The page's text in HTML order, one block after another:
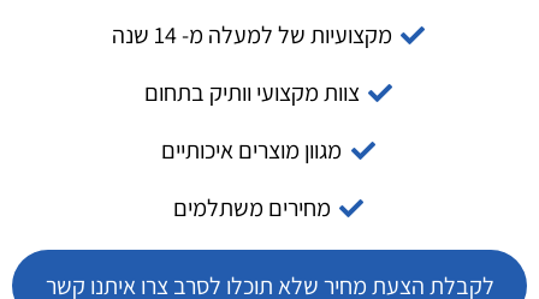
מקצועיות של למעלה מ- 14 שנה
צוות מקצועי וותיק בתחום
מגוון מוצרים איכותיים
מחירים משתלמים
לקבלת הצעת מחיר שלא תוכלו לסרב צרו איתנו קשר